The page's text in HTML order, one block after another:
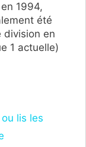
1994,
été
division en
1 actuelle)
lis les